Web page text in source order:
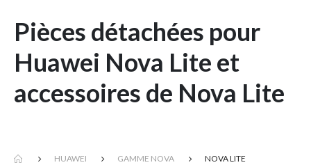
Pièces détachées pour
Huawei Nova Lite et
accessoires de Nova Lite
HUAWEI GAMME NOVA NOVA LITE